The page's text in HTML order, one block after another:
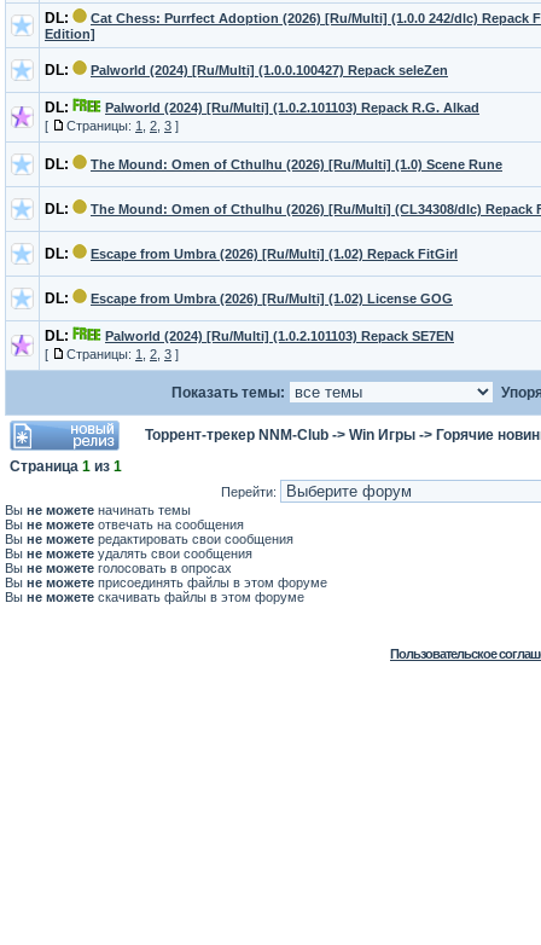
DL:
Cat Chess: Purrfect Adoption (2026) [Ru/Multi] (1.0.0 242/dlc) Repack
Edition]
DL: Palworld (2024) [Ru/Multi] (1.0.0.100427) Repack seleZen
DL:
Palworld (2024) [Ru/Multi] (1.0.2.101103) Repack R.G. Alkad
[
Страницы: 1 2 3 ]
DL: The Mound: Omen of Cthulhu (2026) [Ru/Multi] (1.0) Scene Rune
DL: The Mound: Omen of Cthulhu (2026) [Ru/Multi] (CL34308/dlc)
DL: Escape from Umbra (2026) [Ru/Multi] (1.02) Repack FitGirl
DL: Escape from Umbra (2026) [Ru/Multi] (1.02) License GOG
DL:
Palworld (2024) [Ru/Multi] (1.0.2.101103) Repack SE7EN
[
Страницы: 1 2 3 ]
Показать темы:
Торрент-трекер NNM-Club -> Win Игры -> Горячие
Страница 1 из 1
Перейти:
Вы не можете начинать темы
Вы не можете отвечать на сообщения
Вы не можете редактировать свои сообщения
Вы не можете удалять свои сообщения
Вы не можете голосовать в опросах
Вы не можете присоединять файлы в этом форуме
Вы не можете скачивать файлы в этом форуме
Пользовательское